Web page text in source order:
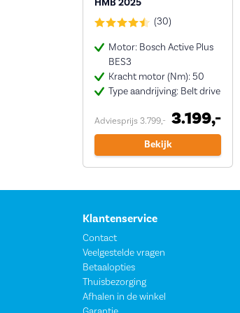
HMB 2025
(30)
Motor: Bosch Active Plus
BES3
Kracht motor (Nm): 50
Type aandrijving: Belt drive
Adviesprijs 3.799,- 3.199,-
Bekijk
Klantenservice
Contact
Veelgestelde vragen
Betaalopties
Thuisbezorging
Afhalen in de winkel